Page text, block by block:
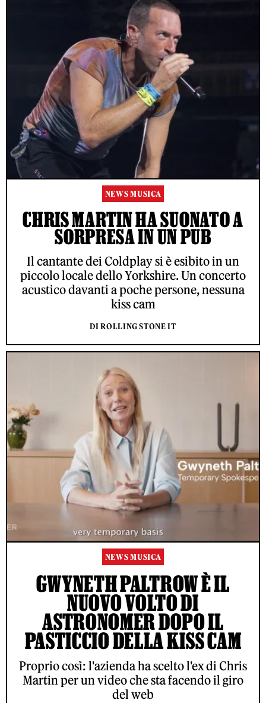
NEWS MUSICA
CHRIS MARTIN HA SUONATO A
SORPRESA IN UN PUB
Il cantante dei Coldplay si è esibito in un
piccolo locale dello Yorkshire. Un concerto
acustico davanti a poche persone, nessuna
kiss cam
DI ROLLING STONE IT
NEWS MUSICA
GWYNETH PALTROW È IL
NUOVO VOLTO DI
ASTRONOMER DOPO IL
PASTICCIO DELLA KISS CAM
Proprio così: l'azienda ha scelto l'ex di Chris
Martin per un video che sta facendo il giro
del web